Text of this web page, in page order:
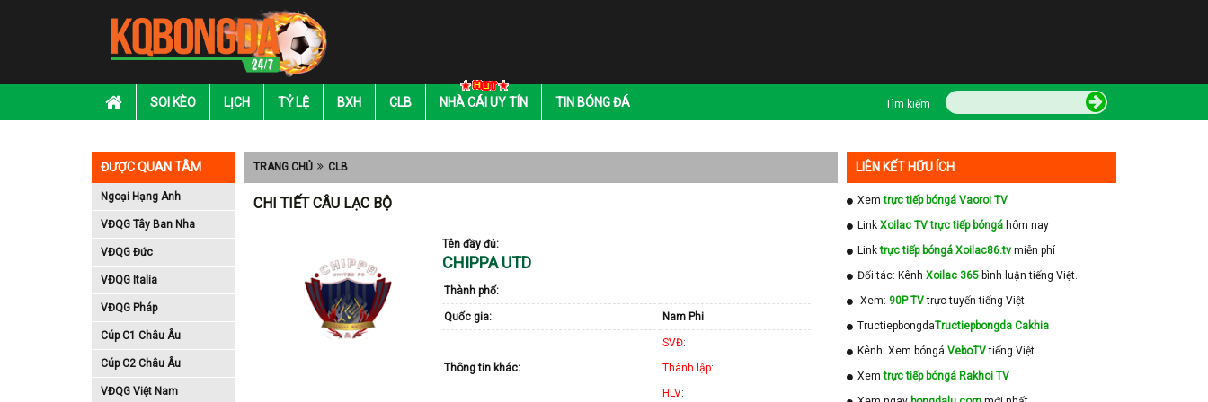
SOI KÈO LỊCH TỶ LỆ BXH CLB NHÀ CÁI UY TÍN TIN BÓNG ĐÁ Tìm kiếm
ĐƯỢC QUAN TÂM
Ngoại Hạng Anh
VĐQG Tây Ban Nha
VĐQG Đức
VĐQG Italia
VĐQG Pháp
Cúp C1 Châu Âu
Cúp C2 Châu Âu
VĐQG Việt Nam
TRANG CHỦ CLB
CHI TIẾT CÂU LẠC BỘ
Tên đầy đủ:
CHIPPA UTD
Thành phố:
Quốc gia: Nam Phi
Thông tin khác:
SVĐ:
Thành lập:
HLV:
LIÊN KẾT HỮU ÍCH
Xemtrực tiếp bóngá Vaoroi TV
Link Xoilac TV trực tiếp bóngá hôm nay
Linktrực tiếp bóngá Xoilac86.tv miễn phí
Đối tác: Kênh Xoilac 365 bình luận tiếng Việt.
Xem: 90P TVtrực tuyến tiếng Việt
TructiepbongdaTructiepbongda Cakhia
Kênh: Xem bóngá VeboTVtiếng Việt
Xemtrực tiếp bóngá Rakhoi TV